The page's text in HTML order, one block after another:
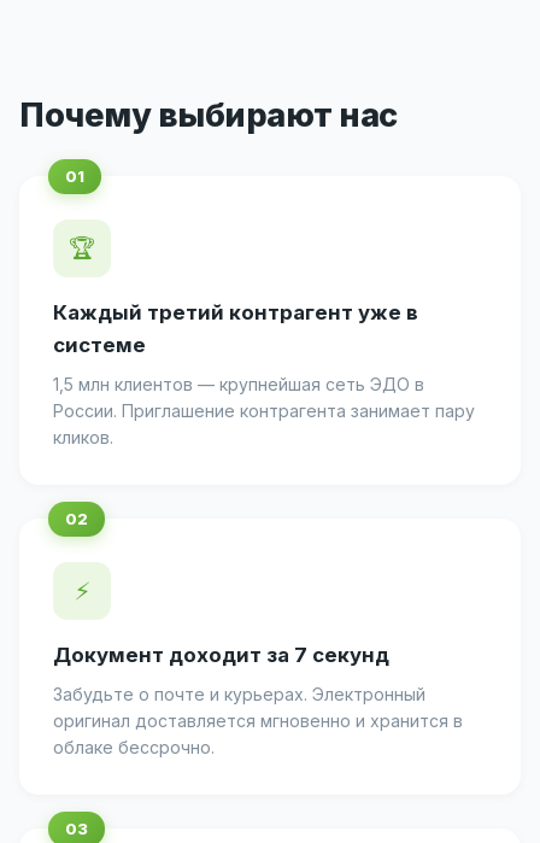
Почему выбирают нас
🏆
Каждый третий контрагент уже в
системе
1,5 млн клиентов — крупнейшая сеть ЭДО в
России. Приглашение контрагента занимает пару
кликов.
⚡
Документ доходит за 7 секунд
Забудьте о почте и курьерах. Электронный
оригинал доставляется мгновенно и хранится в
облаке бессрочно.